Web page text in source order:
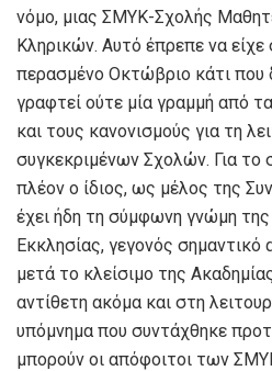
νόμο, μιας ΣΜΥΚ-Σχολής
Κληρικών. Αυτό έπρεπε να είχε
περασμένο Οκτώβριο κάτι που
γραφτεί ούτε μία γραμμή από
και τους κανονισμούς για τη
συγκεκριμένων Σχολών. Για το
πλέον ο ίδιος, ως μέλος της
έχει ήδη τη σύμφωνη γνώμη
Εκκλησίας, γεγονός
μετά το κλείσιμο της
αντίθετη ακόμα και στη
υπόμνημα που συντάχθηκε
μπορούν οι απόφοιτοι των